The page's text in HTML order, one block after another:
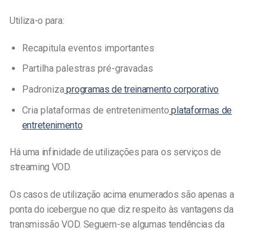
Utiliza-o para:
Recapitula eventos importantes
Partilha palestras pré-gravadas
Padronizaprogramas de treinamento corporativo
Cria plataformas de entretenimento plataformas de
entretenimento
Há uma infinidade de utilizações para os serviços de
streaming VOD.
Os casos de utilização acima enumerados são apenas a
ponta do icebergue no que diz respeito às vantagens da
transmissão VOD. Seguem-se algumas tendências da